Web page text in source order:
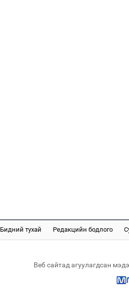
Бидний тухай Редакцийн бодлого
Веб сайтад агуулагдсан